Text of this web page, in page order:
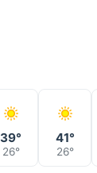
39°
26°
41°
26°